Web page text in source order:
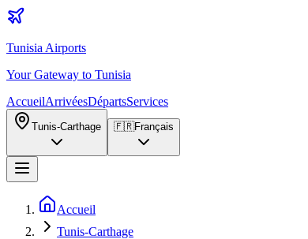
Tunisia Airports
Your Gateway to Tunisia
AccueilArrivéesDépartsServices
Tunis-Carthage 🇫🇷Français
Accueil
Tunis-Carthage